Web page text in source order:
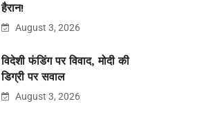
हैरान!
August 3, 2026
विदेशी फंडिंग पर विवाद, मोदी की
डिग्री पर सवाल
August 3, 2026